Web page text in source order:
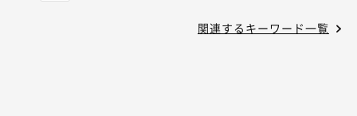
関連するキーワード一覧